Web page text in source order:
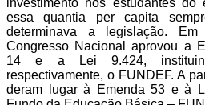
investimento nos estudantes do
essa quantia per capita
determinava a legislação.
Congresso Nacional aprovou a
14 e a Lei 9.424,
respectivamente, o FUNDEF. A
deram lugar à Emenda 53 e à